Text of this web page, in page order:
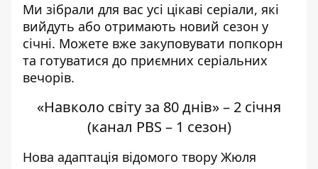
Ми зібрали для вас усі цікаві серіали, які
вийдуть або отримають новий сезон у
січні. Можете вже закуповувати попкорн
та готуватися до приємних серіальних
вечорів.
«Навколо світу за 80 днів» – 2 січня
(канал PBS – 1 сезон)
Нова адаптація відомого твору Жюля